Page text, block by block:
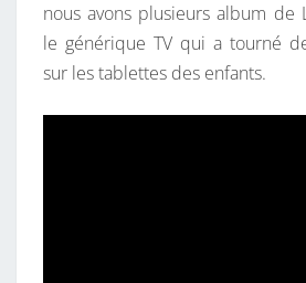
nous avons plusieurs album de
le générique TV qui a tourné
sur les tablettes des enfants.